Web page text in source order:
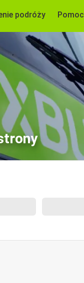
podróży Pomoc